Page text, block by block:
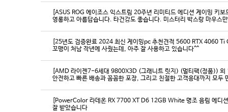
[ASUS ROG 에이조스 익스트림 20주년 리미티드 에디션 게이밍 키
영롱하고 아름답습니다. 타건감도 좋습니다. 미스터리 박스랑 마우스
[25년도 검증완료 2024 최신 게이밍pc 추천견적 5600 RTX 4060
꼬맹이 처남 작년에 사줬는데, 아주 잘 사용하고 있습니다^^
[AMD 라이젠7-6세대 9800X3D (그래니트 릿지) (멀티팩(정품)) 외
[PowerColor 라데온 RX 7700 XT D6 12GB White 명조 음림 에디
잘 받았습니다